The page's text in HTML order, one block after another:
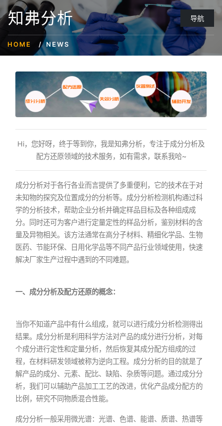
知弗分析 导航
HOME NEWS
Hi，您好呀，终于等到你，我是知弗分析，专注于成分分析及
配方还原领域的技术服务，如有需求，联系我哈~
成分分析对于各行各业而言提供了多重便利，它的技术在于对
未知物的探究及位置成分的分析等。成分分析检测机构通过科
学的分析技术，帮助企业分析并确定样品目标及各种组成成
分。同时还可为客户进行定量定性的样品分析，鉴别材料的含
量及异物相关。该方法通常在高分子材料、精细化学品、生物
医药、节能环保、日用化学品等不同产品行业领域使用，快速
解决厂家生产过程中遇到的不同难题。
一、成分分析及配方还原的概念：
当你不知道产品中有什么组成，就可以进行成分分析检测得出
结果。成分分析是利用科学方法对产品的成分进行分析，对每
个成分进行定性和定量分析，然后恢复其成分配方组成的过
程，在材料研发领域被称为逆向工程。成分分析的目的就是了
解产品的成分、元素、配比、缺陷、杂质等问题。通过成分分
析，我们可以辅助产品加工工艺的改进，优化产品成分配方的
比例，研究不同物质混合性能。
成分分析一般采用微光谱：光谱、色谱、能谱、质谱、热谱等